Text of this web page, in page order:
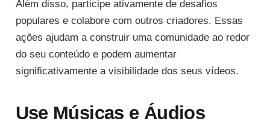
Além disso, participe ativamente de desafios
populares e colabore com outros criadores. Essas
ações ajudam a construir uma comunidade ao redor
do seu conteúdo e podem aumentar
significativamente a visibilidade dos seus vídeos.
Use Músicas e Áudios